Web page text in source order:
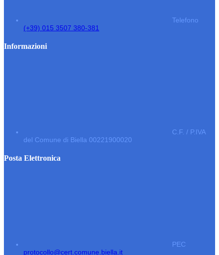
Telefono
(+39) 015 3507 380-381
Informazioni
C.F. / P.IVA
del Comune di Biella 00221900020
Posta Elettronica
PEC
protocollo@cert.comune.biella.it